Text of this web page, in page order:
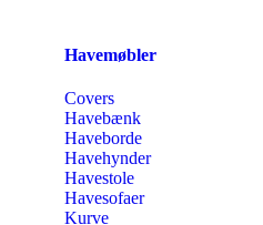
Havemøbler
Covers
Havebænk
Haveborde
Havehynder
Havestole
Havesofaer
Kurve